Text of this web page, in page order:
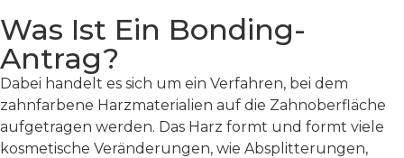
Was Ist Ein Bonding-
Antrag?
Dabei handelt es sich um ein Verfahren, bei dem
zahnfarbene Harzmaterialien auf die Zahnoberfläche
aufgetragen werden. Das Harz formt und formt viele
kosmetische Veränderungen, wie Absplitterungen,